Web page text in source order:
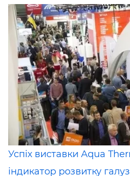
Успіх виставки Aqua
індикатор розвитку